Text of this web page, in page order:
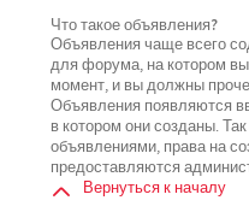
Что такое объявления?
Объявления чаще всего
для форума, на котором
момент, и вы должны
Объявления появляются
в котором они созданы.
объявлениями, права на
предоставляются
Вернуться к началу